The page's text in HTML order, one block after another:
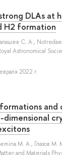
DLAs at
H2 formation
С. А.,
Astronomical
2022 г.
and
M. A., Глазов М.
and Materials